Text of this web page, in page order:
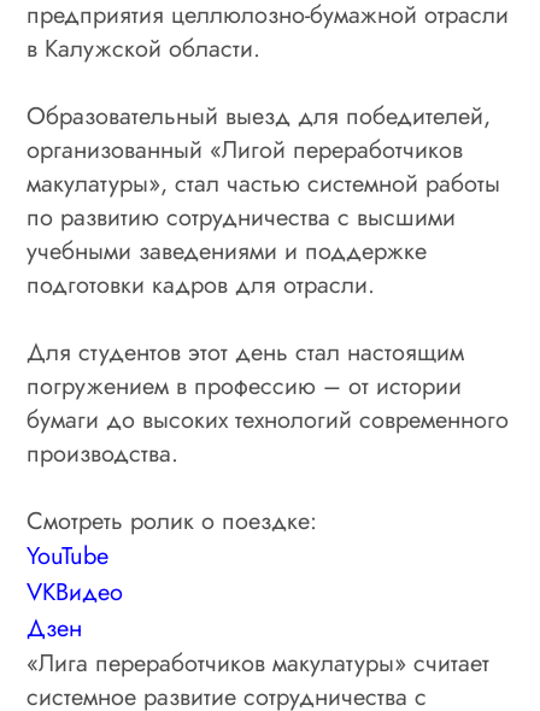
предприятия целлюлозно-бумажной отрасли
в Калужской области.
Образовательный выезд для победителей,
организованный «Лигой переработчиков
макулатуры», стал частью системной работы
по развитию сотрудничества с высшими
учебными заведениями и поддержке
подготовки кадров для отрасли.
Для студентов этот день стал настоящим
погружением в профессию – от истории
бумаги до высоких технологий современного
производства.
Смотреть ролик о поездке:
YouTube
VKВидео
Дзен
«Лига переработчиков макулатуры» считает
системное развитие сотрудничества с